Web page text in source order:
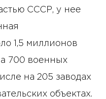
СССР, у нее
1,5 миллионов
700 военных
на 205 заводах
объектах.